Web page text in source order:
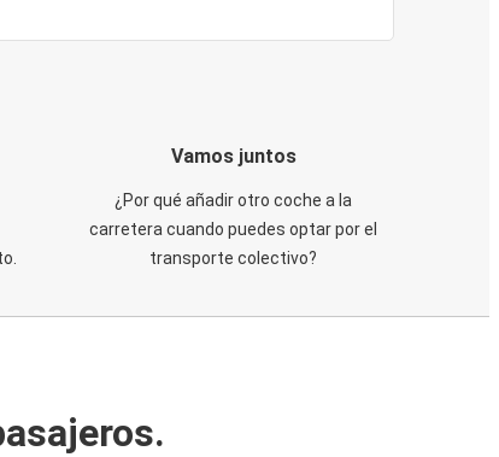
Vamos juntos
¿Por qué añadir otro coche a la
carretera cuando puedes optar por el
transporte colectivo?